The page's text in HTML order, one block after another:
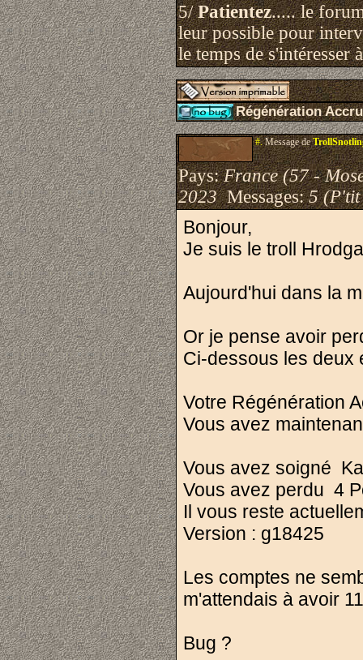
5/Patientez..... le
leur possible pour
le temps de s'intéresser
Régénération
#.Message de
Pays:France (57 -
2023Messages:5
Bonjour,
Je suis le troll
Aujourd'hui dans la
Or je pense avoir
Ci-dessous les deux
Votre Régénération
Vous avez
Vous avez soigné
Vous avez perdu 4
Il vous reste
Version : g18425
Les comptes ne
m'attendais à avoir
Bug ?